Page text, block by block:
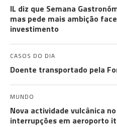
IL diz que Semana
mas pede mais ambição
investimento
CASOS DO DIA
Doente transportado pela
MUNDO
Nova actividade vulcânica
interrupções em aeroporto